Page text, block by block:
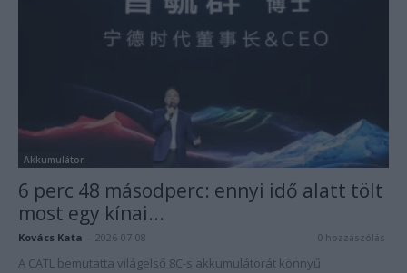
Akkumulátor
6 perc 48 másodperc: ennyi idő alatt tölt
most egy kínai...
Kovács Kata 2026-07-08 0 hozzászólás
A CATL bemutatta világelső 8C-s akkumulátorát könnyű